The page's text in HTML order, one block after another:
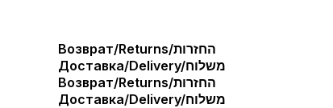
Возврат/Returns/החזרות
Доставка/Delivery/משלוח
Возврат/Returns/החזרות
Доставка/Delivery/משלוח